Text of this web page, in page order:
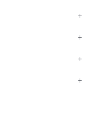
+
+
+
+